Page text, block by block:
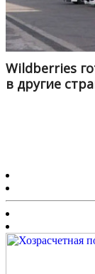
Wildberries
в другие